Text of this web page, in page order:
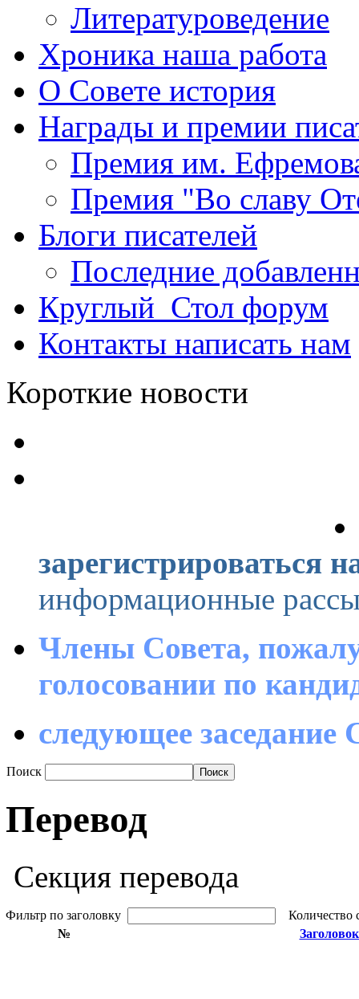
Литературоведение
Хроника наша работа
О Совете история
Награды и премии
Премия им.
Премия "Во славу
Блоги писателей
Последние
Круглый_Стол форум
Контакты написать нам
Короткие новости
зарегистрироваться
информационные
Члены Совета,
голосовании по
следующее заседание
Поиск
Перевод
Секция перевода
Фильтр по заголовку
Количество
№